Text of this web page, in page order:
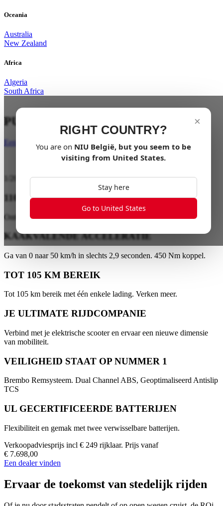
Oceania
Australia
New Zealand
Africa
Algeria
South Africa
×
RIGHT COUNTRY?
You are on NIU België, but you seem to be
visiting from United States.
Stay here
Go to United States
PUUR ELEKTRISCHE THRILL
Een dealer vinden
110 km/h TOPSNELHEID
Ontketen de adrenaline rush: 110 km/h met 7500W
KAAKVALENDE ACCELERATIE
Ga van 0 naar 50 km/h in slechts 2,9 seconden. 450 Nm koppel.
TOT 105 KM BEREIK
Tot 105 km bereik met één enkele lading. Verken meer.
JE ULTIMATE RIJDCOMPANIE
Verbind met je elektrische scooter en ervaar een nieuwe dimensie
van mobiliteit.
VEILIGHEID STAAT OP NUMMER 1
Brembo Remsysteem. Dual Channel ABS, Geoptimaliseerd Antislip
TCS
UL GECERTIFICEERDE BATTERIJEN
Flexibiliteit en gemak met twee verwisselbare batterijen.
Verkoopadviesprijs incl € 249 rijklaar. Prijs vanaf
€ 7.698,00
Een dealer vinden
Ervaar de toekomst van stedelijk rijden